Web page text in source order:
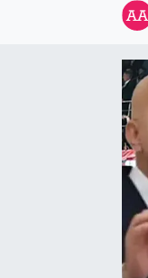
Son Dakika
Haber Arşivi